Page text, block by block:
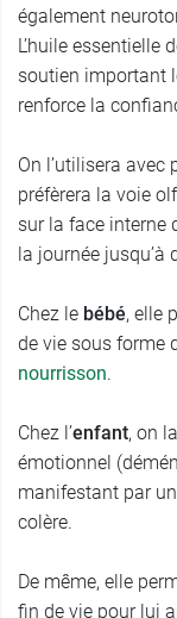
également
L’huile essentielle
soutien important
renforce la
On l’utilisera
préfèrera la voie
sur la face interne
la journée
Chez le bébé, elle
de vie sous forme
nourrisson.
Chez l’enfant, on
émotionnel
manifestant par
colère.
De même, elle
fin de vie pour lui